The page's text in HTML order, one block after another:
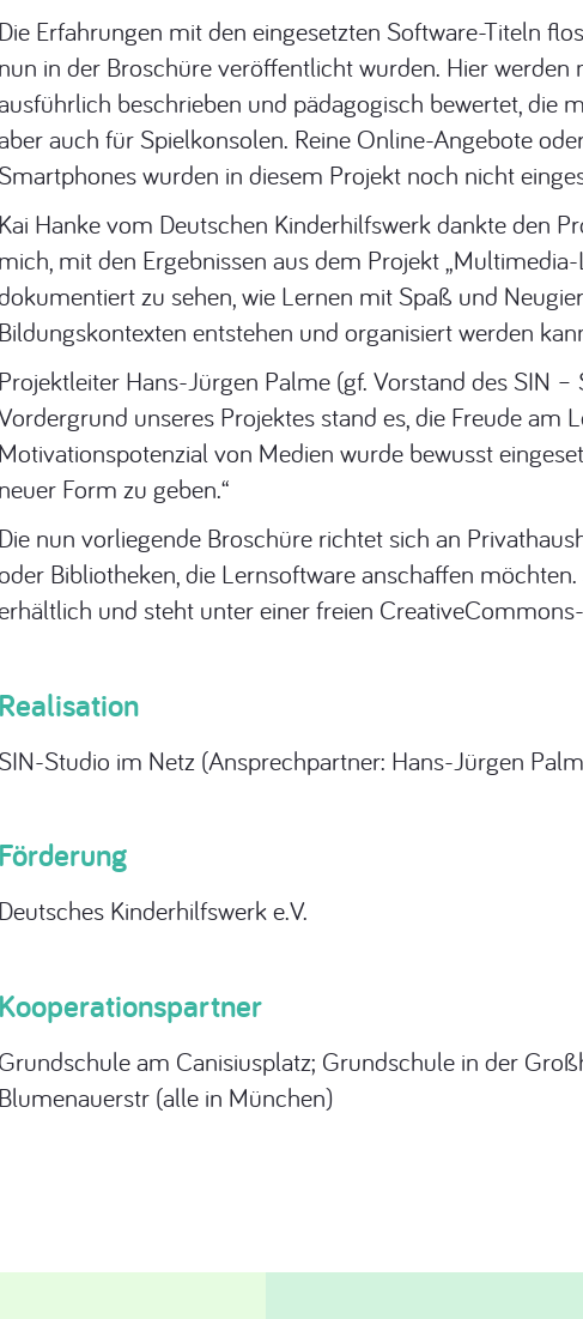
Die Erfahrungen mit den eingesetzten Software-Titeln
nun in der Broschüre veröffentlicht wurden. Hier
beschrieben und pädagogisch bewertet, die
auch für Spielkonsolen. Reine Online-Angebote
Smartphones wurden in diesem Projekt noch nicht
Kai Hanke vom Deutschen Kinderhilfswerk dankte den
mich, mit den Ergebnissen aus dem Projekt
zu sehen, wie Lernen mit Spaß und
Bildungskontexten entstehen und organisiert werden
Projektleiter Hans-Jürgen Palme (gf. Vorstand des SIN –
unseres Projektes stand es, die Freude am
Motivationspotenzial von Medien wurde bewusst
neuer Form zu geben.“
Die nun vorliegende Broschüre richtet sich an
Bibliotheken, die Lernsoftware anschaffen
und steht unter einer freien
Realisation
SIN-Studio im Netz (Ansprechpartner: Hans-Jürgen
Förderung
Deutsches Kinderhilfswerk e.V.
Kooperationspartner
Grundschule am Canisiusplatz; Grundschule in der
Blumenauerstr (alle in München)